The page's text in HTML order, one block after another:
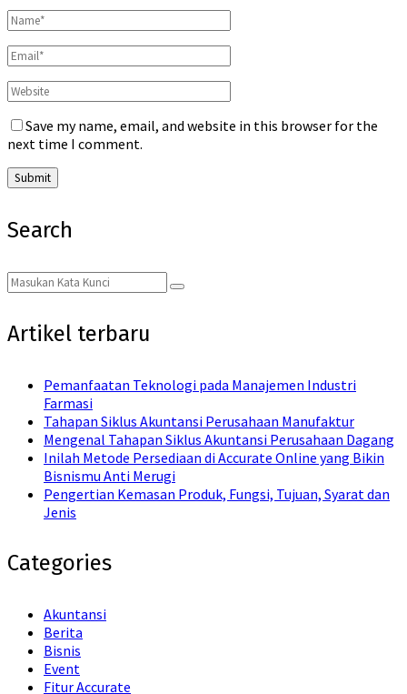
Save my name, email, and website in this browser for the
next time I comment.
Search
Search
for:
Search
Artikel terbaru
Pemanfaatan Teknologi pada Manajemen Industri
Farmasi
Tahapan Siklus Akuntansi Perusahaan Manufaktur
Mengenal Tahapan Siklus Akuntansi Perusahaan Dagang
Inilah Metode Persediaan di Accurate Online yang Bikin
Bisnismu Anti Merugi
Pengertian Kemasan Produk, Fungsi, Tujuan, Syarat dan
Jenis
Categories
Akuntansi
Berita
Bisnis
Event
Fitur Accurate